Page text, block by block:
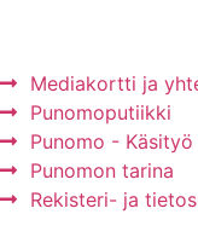
Mediakortti ja
Punomoputiikki
Punomo -
Punomon tarina
Rekisteri- ja